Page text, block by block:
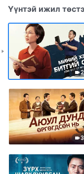
Үүнтэй ижил